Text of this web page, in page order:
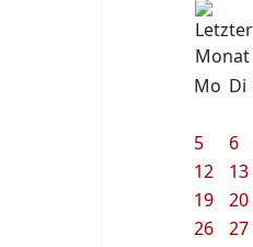
Mo Di
5
6
12
13
19
20
26
27